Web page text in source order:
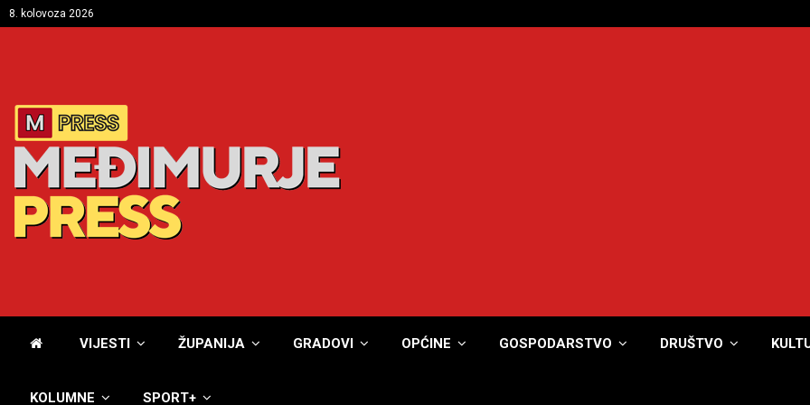
8. kolovoza 2026
VIJESTI ŽUPANIJA GRADOVI OPĆINE GOSPODARSTVO DRUŠTVO
KOLUMNE SPORT+